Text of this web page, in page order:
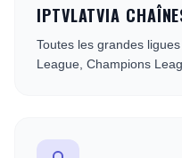
IPTVLATVIA
Toutes les grandes
League, Champions